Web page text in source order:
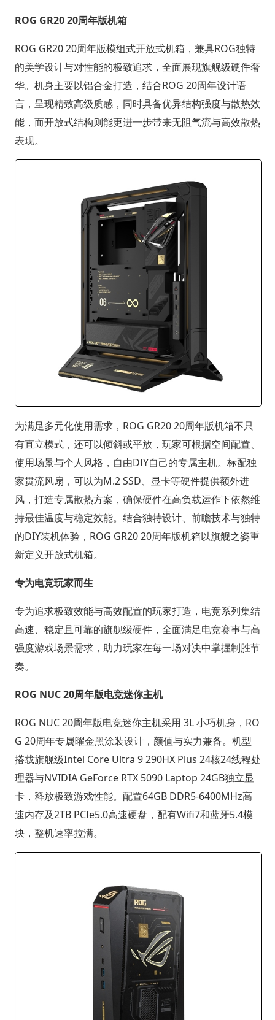
ROG GR20 20周年版机箱
ROG GR20 20周年版模组式开放式机箱，兼具ROG独特
的美学设计与对性能的极致追求，全面展现旗舰级硬件奢
华。机身主要以铝合金打造，结合ROG 20周年设计语
言，呈现精致高级质感，同时具备优异结构强度与散热效
能，而开放式结构则能更进一步带来无阻气流与高效散热
表现。
为满足多元化使用需求，ROG GR20 20周年版机箱不只
有直立模式，还可以倾斜或平放，玩家可根据空间配置、
使用场景与个人风格，自由DIY自己的专属主机。标配独
家贯流风扇，可以为M.2 SSD、显卡等硬件提供额外进
风，打造专属散热方案，确保硬件在高负载运作下依然维
持最佳温度与稳定效能。结合独特设计、前瞻技术与独特
的DIY装机体验，ROG GR20 20周年版机箱以旗舰之姿重
新定义开放式机箱。
专为电竞玩家而生
专为追求极致效能与高效配置的玩家打造，电竞系列集结
高速、稳定且可靠的旗舰级硬件，全面满足电竞赛事与高
强度游戏场景需求，助力玩家在每一场对决中掌握制胜节
奏。
ROG NUC 20周年版电竞迷你主机
ROG NUC 20周年版电竞迷你主机采用 3L 小巧机身，RO
G 20周年专属曜金黑涂装设计，颜值与实力兼备。机型
搭载旗舰级Intel Core Ultra 9 290HX Plus 24核24线程处
理器与NVIDIA GeForce RTX 5090 Laptop 24GB独立显
卡，释放极致游戏性能。配置64GB DDR5-6400MHz高
速内存及2TB PCIe5.0高速硬盘，配有Wifi7和蓝牙5.4模
块，整机速率拉满。